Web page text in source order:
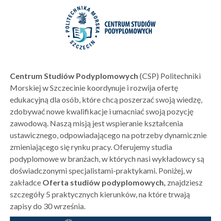
Centrum Studiów Podyplomowych (CSP) Politechniki
Morskiej w Szczecinie koordynuje i rozwija ofertę
edukacyjną dla osób, które chcą poszerzać swoją wiedzę,
zdobywać nowe kwalifikacje i umacniać swoją pozycję
zawodową. Naszą misją jest wspieranie kształcenia
ustawicznego, odpowiadającego na potrzeby dynamicznie
zmieniającego się rynku pracy. Oferujemy studia
podyplomowe w branżach, w których nasi wykładowcy są
doświadczonymi specjalistami-praktykami. Poniżej, w
zakładce Oferta studiów podyplomowych, znajdziesz
szczegóły 5 praktycznych kierunków, na które trwają
zapisy do 30 września.